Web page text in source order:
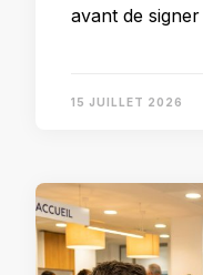
avant de
15 JUILLET 2026